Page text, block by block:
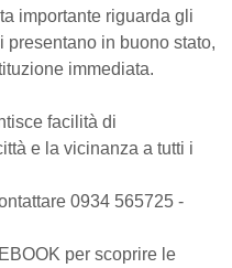
importante riguarda gli
in buono stato,
immediata.
facilità di
e la vicinanza a tutti i
0934 565725 -
per scoprire le